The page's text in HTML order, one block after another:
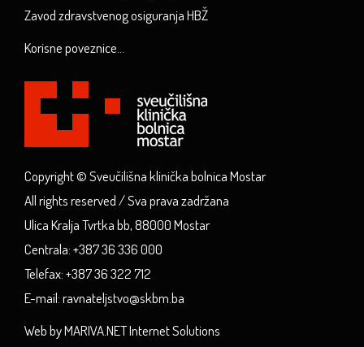
Zavod zdravstvenog osiguranja HBŽ
Korisne poveznice...
Copyright © Sveučilišna klinička bolnica Mostar
All rights reserved / Sva prava zadržana
Ulica Kralja Tvrtka bb, 88000 Mostar
Centrala: +387 36 336 000
Telefax: +387 36 322 712
E-mail: ravnateljstvo@skbm.ba
Web by MARIVA.NET Internet Solutions